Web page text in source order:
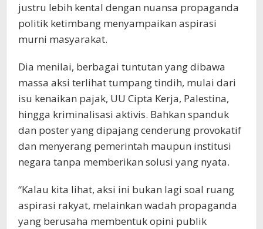
justru lebih kental dengan nuansa propaganda
politik ketimbang menyampaikan aspirasi
murni masyarakat.
Dia menilai, berbagai tuntutan yang dibawa
massa aksi terlihat tumpang tindih, mulai dari
isu kenaikan pajak, UU Cipta Kerja, Palestina,
hingga kriminalisasi aktivis. Bahkan spanduk
dan poster yang dipajang cenderung provokatif
dan menyerang pemerintah maupun institusi
negara tanpa memberikan solusi yang nyata.
“Kalau kita lihat, aksi ini bukan lagi soal ruang
aspirasi rakyat, melainkan wadah propaganda
yang berusaha membentuk opini publik